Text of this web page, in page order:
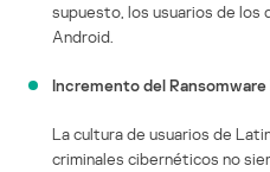
supuesto, los usuarios de los
Android.
Incremento del
La cultura de usuarios de
criminales cibernéticos no